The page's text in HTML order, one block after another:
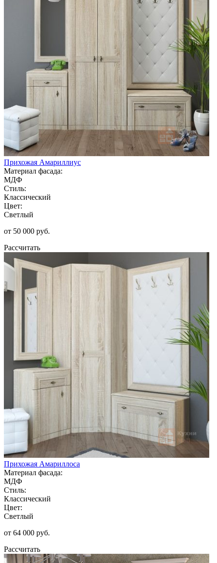
Прихожая Амариллиус
Материал фасада:
МДФ
Стиль:
Классический
Цвет:
Светлый
от 50 000 руб.
Рассчитать
Прихожая Амариллоса
Материал фасада:
МДФ
Стиль:
Классический
Цвет:
Светлый
от 64 000 руб.
Рассчитать